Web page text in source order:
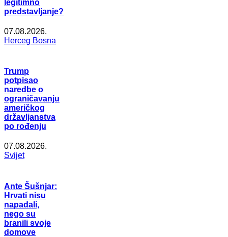
legitimno
predstavljanje?
07.08.2026.
Herceg Bosna
Trump
potpisao
naredbe o
ograničavanju
američkog
državljanstva
po rođenju
07.08.2026.
Svijet
Ante Šušnjar:
Hrvati nisu
napadali,
nego su
branili svoje
domove